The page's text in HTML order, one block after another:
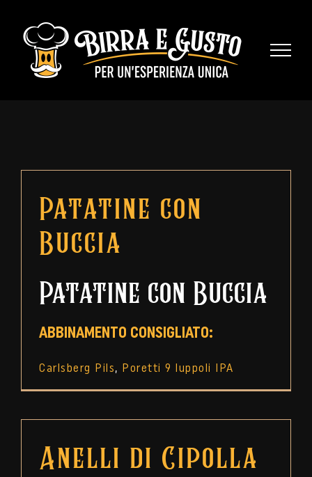
content
Patatine con
Buccia
Patatine con Buccia
ABBINAMENTO CONSIGLIATO:
Carlsberg Pils, Poretti 9 luppoli IPA
Anelli di Cipolla